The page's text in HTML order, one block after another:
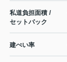
私道負担面積 /
セットバック
建ぺい率